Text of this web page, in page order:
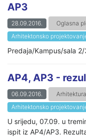
AP3
28.09.2016. Oglasna
Arhitektonsko
Predaja/Kampus/sala
AP4, AP3 -
06.09.2016. Arhitektura
Arhitektonsko
U srijedu, 07.09. u
ispit iz AP4/AP3.